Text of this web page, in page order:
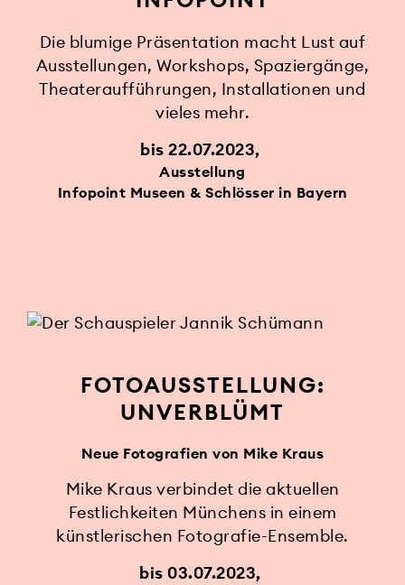
Die blumige Präsentation macht Lust auf
Ausstellungen, Workshops, Spaziergänge,
Theateraufführungen, Installationen und
vieles mehr.
bis 22.07.2023
Ausstellung
Infopoint Museen & Schlösser in Bayern
FOTOAUSSTELLUNG:
UNVERBLÜMT
Neue Fotografien von Mike Kraus
Mike Kraus verbindet die aktuellen
Festlichkeiten Münchens in einem
künstlerischen Fotografie-Ensemble.
bis 03.07.2023